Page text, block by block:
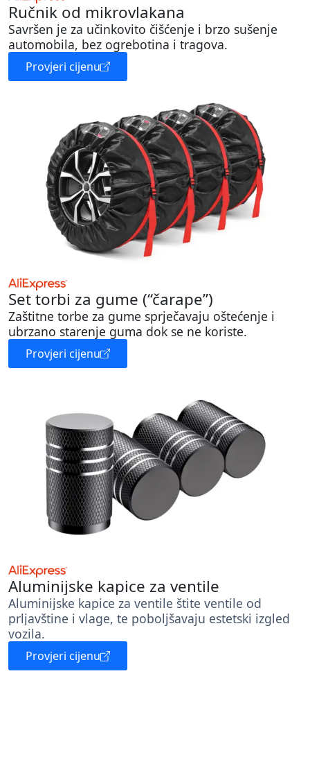
Ručnik od mikrovlakana
Savršen je za učinkovito čišćenje i brzo sušenje
automobila, bez ogrebotina i tragova.
Provjeri cijenu
Set torbi za gume (“čarape”)
Zaštitne torbe za gume sprječavaju oštećenje i
ubrzano starenje guma dok se ne koriste.
Provjeri cijenu
Aluminijske kapice za ventile
Aluminijske kapice za ventile štite ventile od
prljavštine i vlage, te poboljšavaju estetski izgled
vozila.
Provjeri cijenu